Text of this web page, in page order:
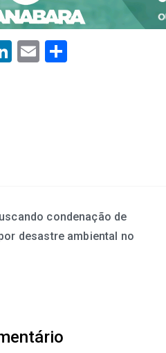
LinkedIn
Email
condenação de
desastre ambiental no